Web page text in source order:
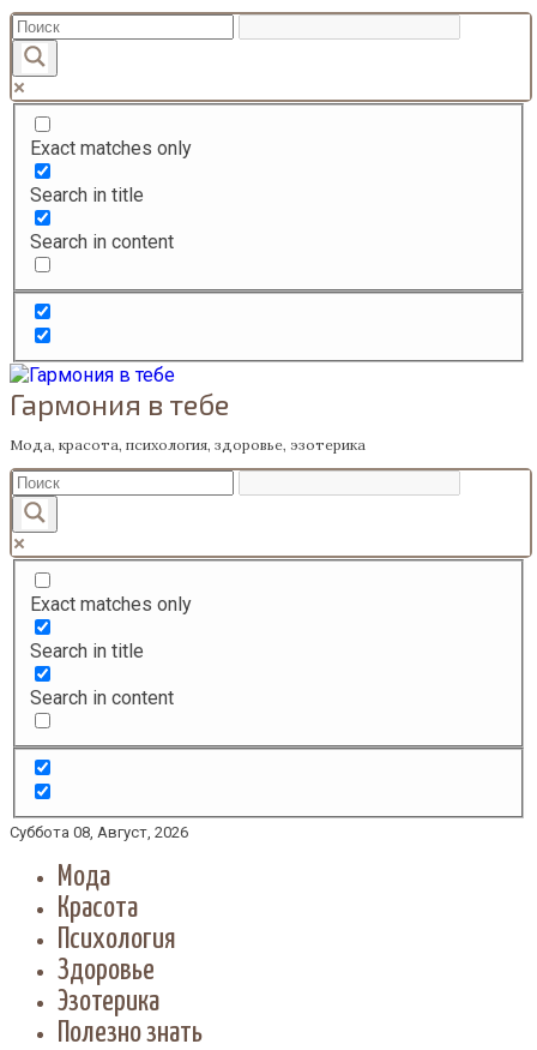
Перейти
к
содержанию
Exact matches only
Search in title
Search in content
Гармония в тебе
Мода, красота, психология, здоровье, эзотерика
Exact matches only
Search in title
Search in content
Суббота 08, Август, 2026
Мода
Красота
Психология
Здоровье
Эзотерика
Полезно знать